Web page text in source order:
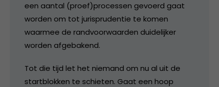
een aantal (proef)processen gevoerd gaat
worden om tot jurisprudentie te komen
waarmee de randvoorwaarden duidelijker
worden afgebakend.
Tot die tijd let het niemand om nu al uit de
startblokken te schieten. Gaat een hoop